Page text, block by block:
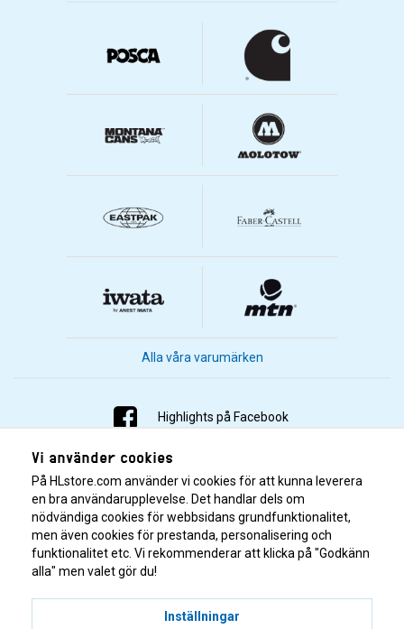
Alla våra varumärken
Highlights på Facebook
Highlights på Instagram
Highlights på Youtube
Highlights på Tiktok
Vi använder cookies
På HLstore.com använder vi cookies för att kunna leverera
en bra användarupplevelse. Det handlar dels om
nödvändiga cookies för webbsidans grundfunktionalitet,
men även cookies för prestanda, personalisering och
funktionalitet etc. Vi rekommenderar att klicka på "Godkänn
alla" men valet gör du!
Inställningar